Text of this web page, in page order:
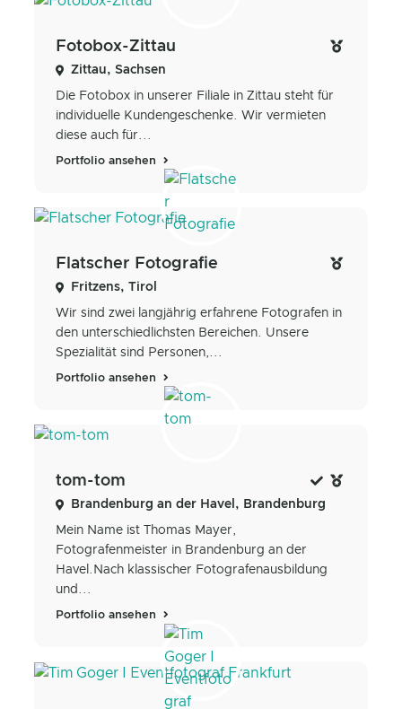
Fotobox-Zittau
Zittau, Sachsen
Die Fotobox in unserer Filiale in Zittau steht für
individuelle Kundengeschenke. Wir vermieten
diese auch für...
Portfolio ansehen
Flatscher Fotografie
Fritzens, Tirol
Wir sind zwei langjährig erfahrene Fotografen in
den unterschiedlichsten Bereichen. Unsere
Spezialität sind Personen,...
Portfolio ansehen
tom-tom
Brandenburg an der Havel, Brandenburg
Mein Name ist Thomas Mayer,
Fotografenmeister in Brandenburg an der
Havel.Nach klassischer Fotografenausbildung
und...
Portfolio ansehen